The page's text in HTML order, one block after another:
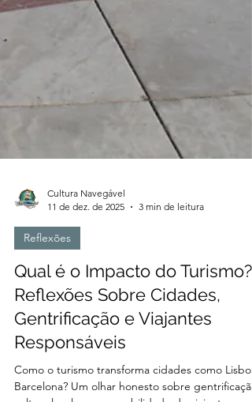
Cultura Navegável
11 de dez. de 2025
Reflexões
Qual é o Impacto do Turismo?
Reflexões Sobre Cidades,
Gentrificação e Viajantes
Responsáveis